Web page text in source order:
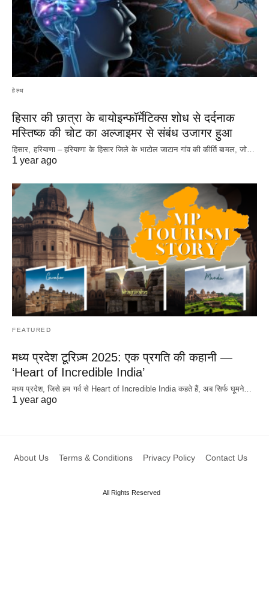
हेल्थ
हिसार की छात्रा के बायोइन्फॉर्मेटिक्स शोध से दर्दनाक
मस्तिष्क की चोट का अल्जाइमर से संबंध उजागर हुआ
हिसार, हरियाणा – हरियाणा के हिसार जिले के भाटोल जाटान गांव की कीर्ति बामल, जो…
1 year ago
FEATURED
मध्य प्रदेश टूरिज़्म 2025: एक प्रगति की कहानी —
‘Heart of Incredible India’
मध्य प्रदेश, जिसे हम गर्व से Heart of Incredible India कहते हैं, अब सिर्फ घूमने…
1 year ago
About Us Terms & Conditions Privacy Policy Contact Us
All Rights Reserved